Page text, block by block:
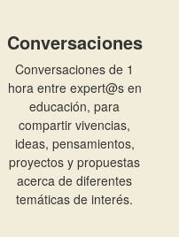
Conversaciones
Conversaciones de 1
hora entre expert@s en
educación, para
compartir vivencias,
ideas, pensamientos,
proyectos y propuestas
acerca de diferentes
temáticas de interés.